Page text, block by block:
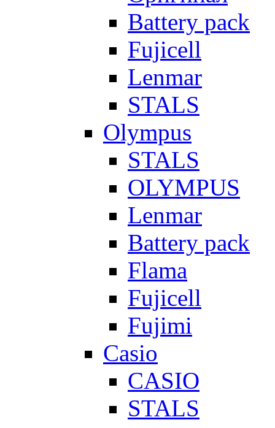
Battery pack
Fujicell
Lenmar
STALS
Olympus
STALS
OLYMPUS
Lenmar
Battery pack
Flama
Fujicell
Fujimi
Casio
CASIO
STALS